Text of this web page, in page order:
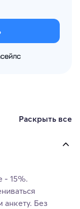
Раскрыть все
- 15%.
Без